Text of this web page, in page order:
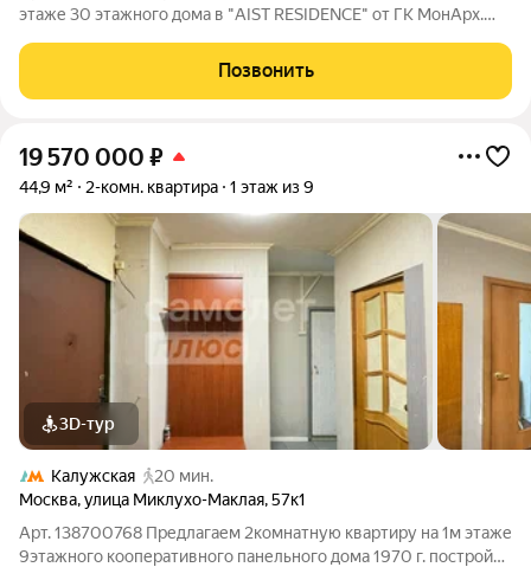
этаже 30 этажного дома в "AIST RESIDENCE" от ГК МонАрх.
стремится к гармонии между динамичной городской жизнью и
отдыхом на природе.
Позвонить
19 570 000 ₽
44,9 м² 2-комн. квартира 1 этаж из 9
3D-тур
Калужская
20 мин.
Москва,улица Миклухо-Маклая,57к1
Арт. 138700768 Предлагаем 2комнатную квартиру на 1м этаже
9этажного кооперативного панельного дома 1970 г. постройки